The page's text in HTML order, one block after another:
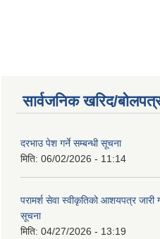
सार्वजनिक खरिद/
दरभाउ पेश गर्ने सम्बन्धी सूचना
मिति: 06/02/2026 - 11:14
परामर्श सेवा स्वीकृतिको आशयपत्र जारी
सूचना
मिति: 04/27/2026 - 13:19